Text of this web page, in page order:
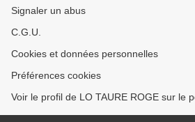
Signaler un abus
C.G.U.
Cookies et données personnelles
Préférences cookies
Voir le profil de LO TAURE ROGE sur le